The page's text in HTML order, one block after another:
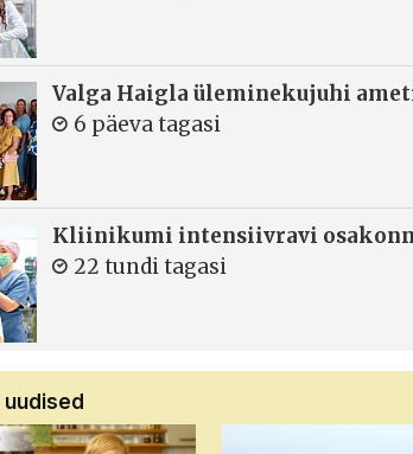
Valga Haigla üleminekujuhi
6 päeva tagasi
Kliinikumi intensiivravi
22 tundi tagasi